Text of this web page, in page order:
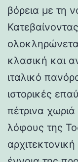
βόρεια με τη
κλασική και
ιταλικό
ιστορικές
πέτρινα
λόφους της